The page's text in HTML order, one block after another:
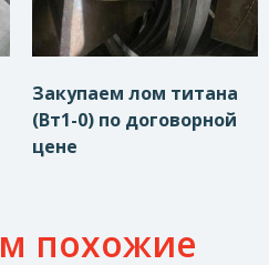
Закупаем лом титана
(Вт1-0) по договорной
цене
похожие